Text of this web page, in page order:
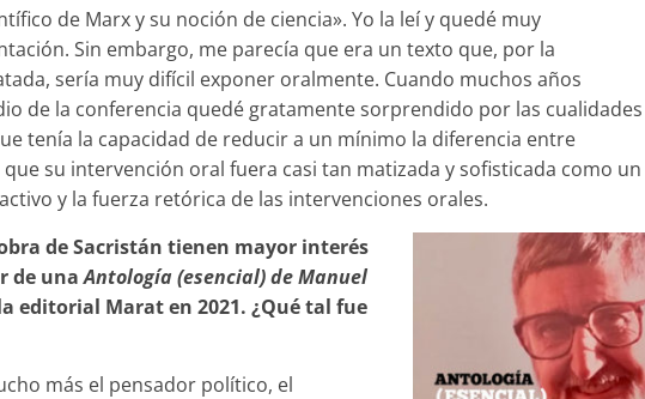
de Marx y su noción de ciencia». Yo la leí y quedé muy
Sin embargo, me parecía que era un texto que, por la
sería muy difícil exponer oralmente. Cuando muchos años
de la conferencia quedé gratamente sorprendido por las cualidades
tenía la capacidad de reducir a un mínimo la diferencia entre
su intervención oral fuera casi tan matizada y sofisticada como un
y la fuerza retórica de las intervenciones orales.
de Sacristán tienen mayor interés
de unaAntología (esencial) de Manuel
editorial Marat en 2021. ¿Qué tal fue
más el pensador político, el